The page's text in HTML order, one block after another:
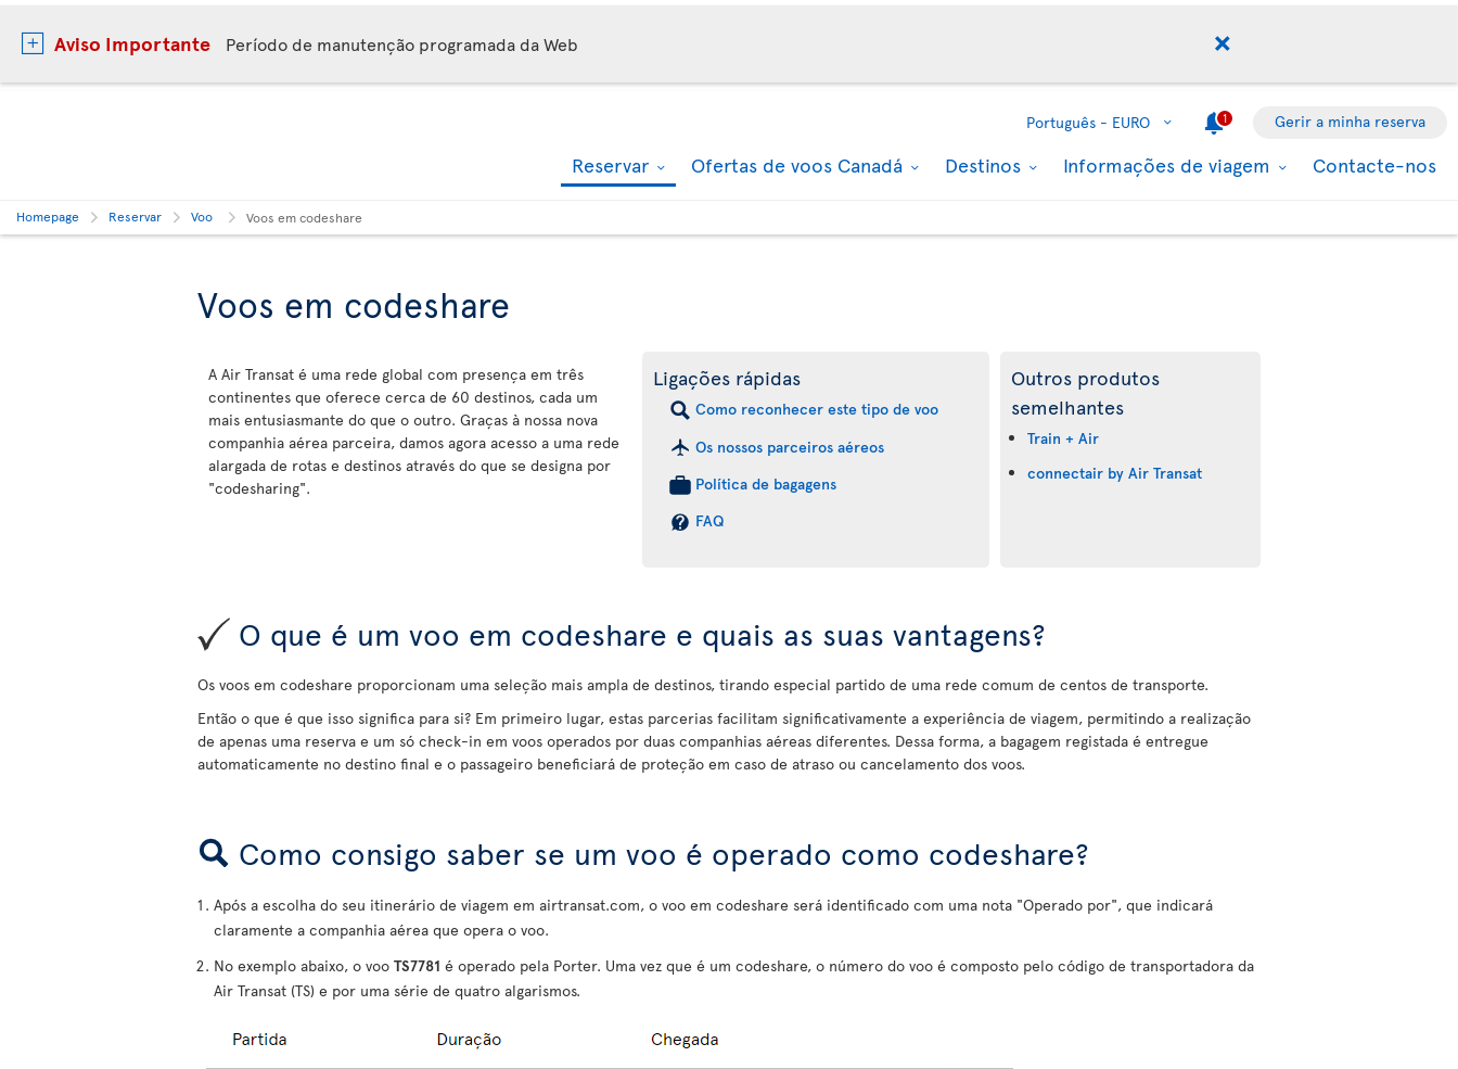
Aviso Importante Período de manutenção programada da Web
Português - EURO 1 Gerir a minha reserva
Reservar Ofertas de voos Canadá Destinos Informações de viagem Contacte-nos
Homepage Reservar Voo Voos em codeshare
Voos em codeshare
A Air Transat é uma rede global com presença em três
continentes que oferece cerca de 60 destinos, cada um
mais entusiasmante do que o outro. Graças à nossa nova
companhia aérea parceira, damos agora acesso a uma rede
alargada de rotas e destinos através do que se designa por
"codesharing".
Ligações rápidas
Como reconhecer este tipo de voo
Os nossos parceiros aéreos
Política de bagagens
FAQ
Outros produtos
semelhantes
Train + Air
connectair by Air Transat
O que é um voo em codeshare e quais as suas vantagens?
Os voos em codeshare proporcionam uma seleção mais ampla de destinos, tirando especial partido de uma rede comum de centos de transporte.
Então o que é que isso significa para si? Em primeiro lugar, estas parcerias facilitam significativamente a experiência de viagem, permitindo a realização
de apenas uma reserva e um só check-in em voos operados por duas companhias aéreas diferentes. Dessa forma, a bagagem registada é entregue
automaticamente no destino final e o passageiro beneficiará de proteção em caso de atraso ou cancelamento dos voos.
Como consigo saber se um voo é operado como codeshare?
Após a escolha do seu itinerário de viagem em airtransat.com, o voo em codeshare será identificado com uma nota "Operado por", que indicará
claramente a companhia aérea que opera o voo.
No exemplo abaixo, o voo TS7781 é operado pela Porter. Uma vez que é um codeshare, o número do voo é composto pelo código de transportadora da
Air Transat (TS) e por uma série de quatro algarismos.